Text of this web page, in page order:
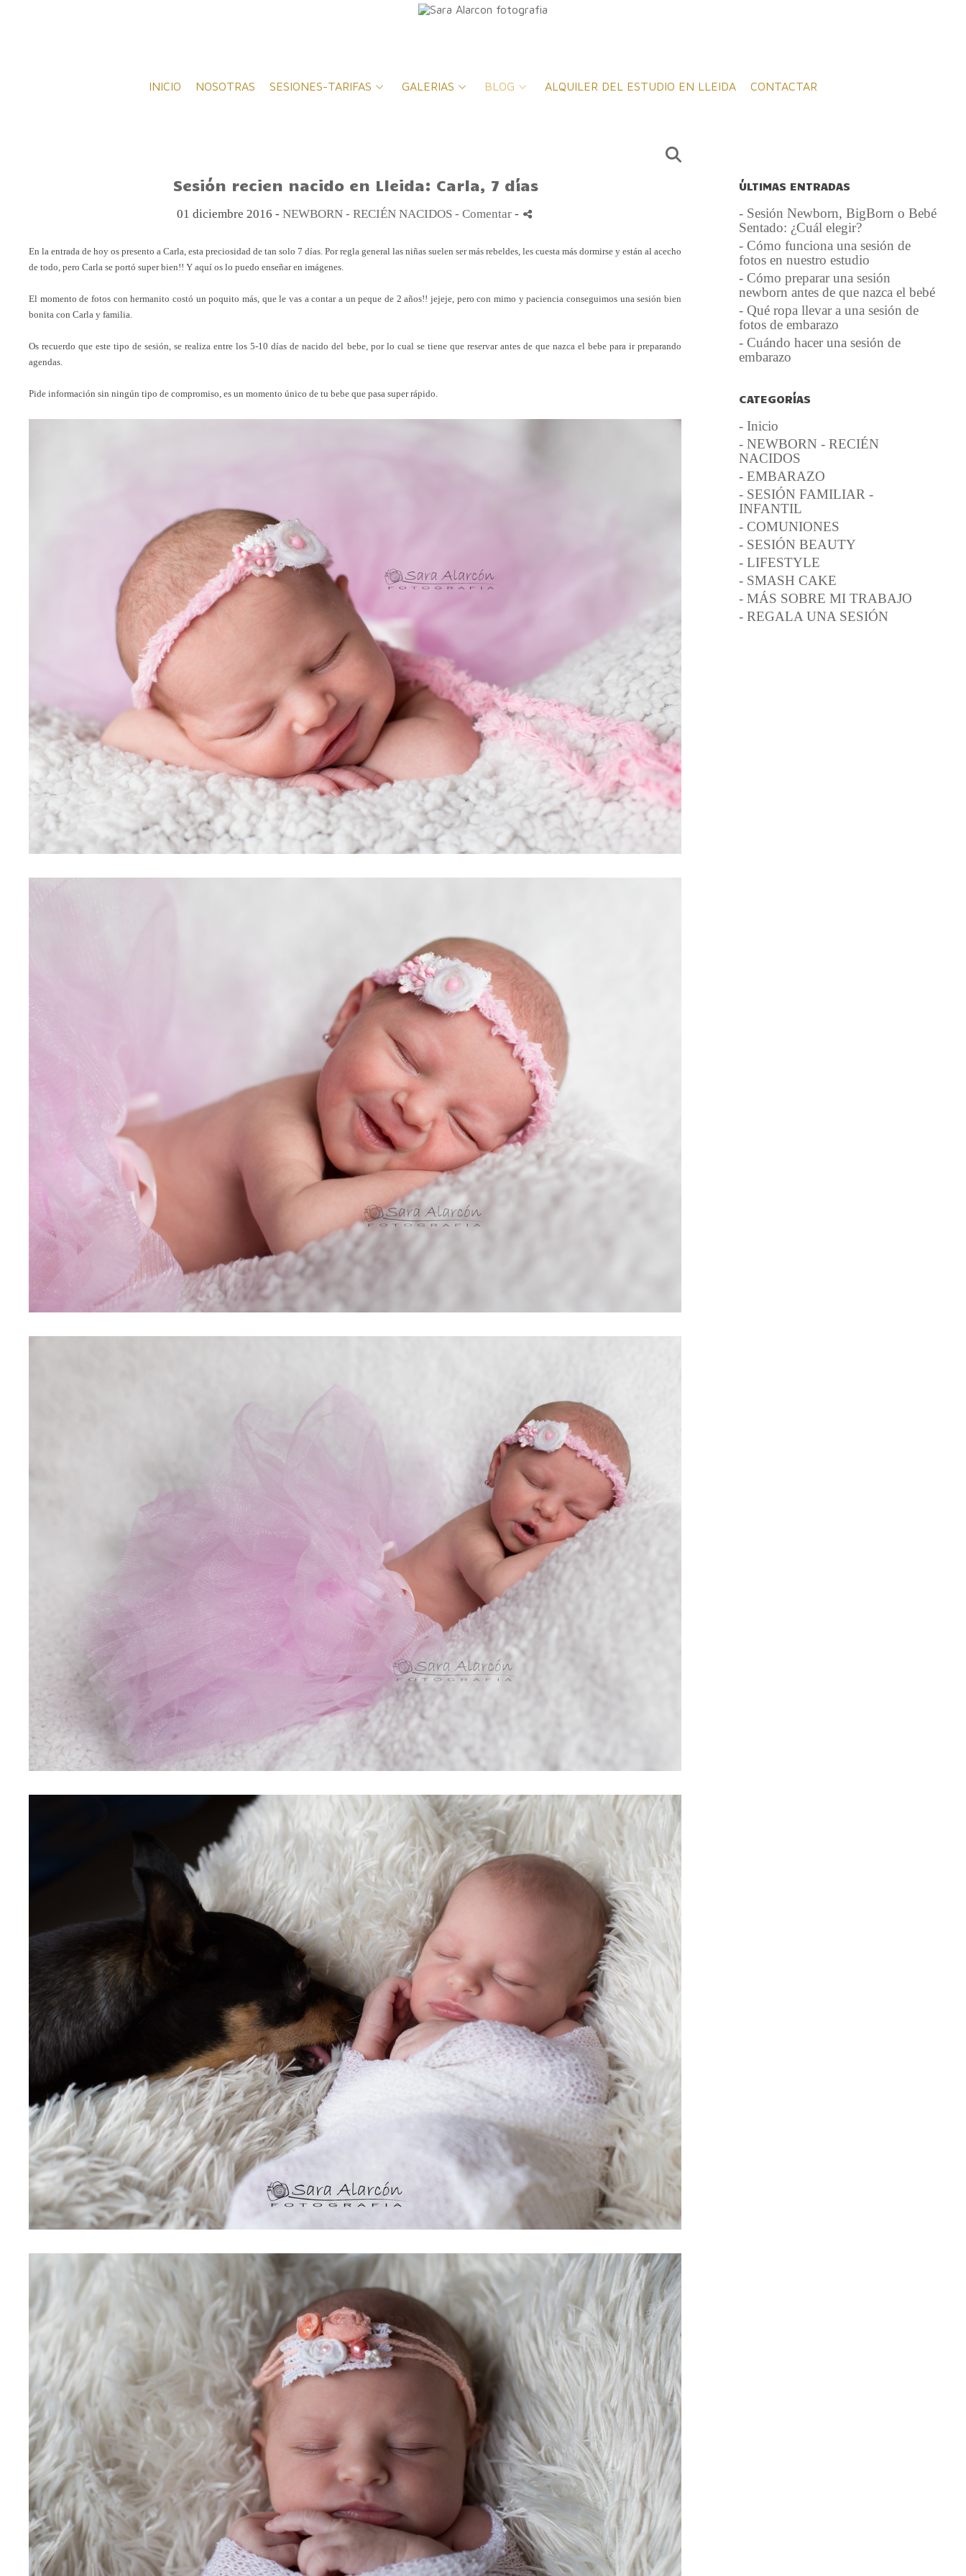
INICIO NOSOTRAS SESIONES-TARIFAS GALERIAS BLOG ALQUILER DEL ESTUDIO EN LLEIDA CONTACTAR
Sesión recien nacido en Lleida: Carla, 7 días
01 diciembre 2016 - NEWBORN - RECIÉN NACIDOS - Comentar -
En la entrada de hoy os presento a Carla, esta preciosidad de tan solo 7 días. Por regla general las niñas suelen ser más rebeldes, les cuesta más dormirse y están al acecho
de todo, pero Carla se portó superbien!! Y aquí os lo puedo enseñar en imágenes.
El momento de fotos con hermanito costó un poquito más, que le vas a contar a un peque de 2 años!! jejeje, pero con mimo y paciencia conseguimos una sesión bien
bonita con Carla y familia.
Os recuerdo que este tipo de sesión, se realiza entre los 5-10 días de nacido del bebe, por lo cual se tiene que reservar antes de que nazca el bebe para ir preparando
agendas.
Pide información sin ningún tipo de compromiso, es un momento único de tu bebe que pasa superrápido.
ÚLTIMAS ENTRADAS
- Sesión Newborn, BigBorn o Bebé
Sentado: ¿Cuál elegir?
- Cómo funciona una sesión de
fotos en nuestro estudio
- Cómo preparar una sesión
newborn antes de que nazca el bebé
- Qué ropa llevar a una sesión de
fotos de embarazo
- Cuándo hacer una sesión de
embarazo
CATEGORÍAS
- Inicio
- NEWBORN - RECIÉN
NACIDOS
- EMBARAZO
- SESIÓN FAMILIAR -
INFANTIL
- COMUNIONES
- SESIÓN BEAUTY
- LIFESTYLE
- SMASH CAKE
- MÁS SOBRE MI TRABAJO
- REGALA UNA SESIÓN